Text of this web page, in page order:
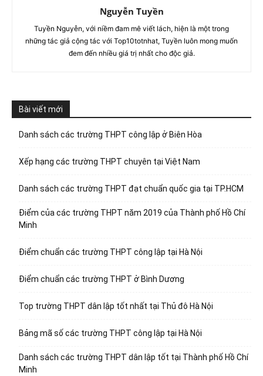
Nguyễn Tuyền
Tuyền Nguyễn, với niềm đam mê viết lách, hiện là một trong
những tác giả cộng tác với Top10totnhat, Tuyền luôn mong muốn
đem đến nhiều giá trị nhất cho độc giả.
Bài viết mới
Danh sách các trường THPT công lập ở Biên Hòa
Xếp hạng các trường THPT chuyên tại Việt Nam
Danh sách các trường THPT đạt chuẩn quốc gia tại TP.HCM
Điểm của các trường THPT năm 2019 của Thành phố Hồ Chí
Minh
Điểm chuẩn các trường THPT công lập tại Hà Nội
Điểm chuẩn các trường THPT ở Bình Dương
Top trường THPT dân lập tốt nhất tại Thủ đô Hà Nội
Bảng mã số các trường THPT công lập tại Hà Nội
Danh sách các trường THPT dân lập tốt tại Thành phố Hồ Chí
Minh